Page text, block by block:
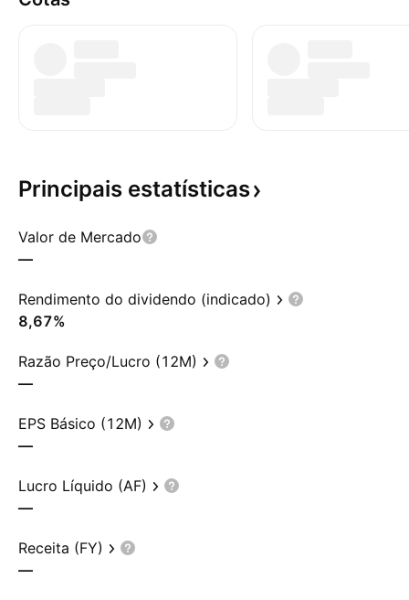
Principais estatísticas
Valor de Mercado
—
Rendimento do dividendo (indicado)
8,67%
Razão Preço/Lucro (12M)
—
EPS Básico (12M)
—
Lucro Líquido (AF)
—
Receita (FY)
—